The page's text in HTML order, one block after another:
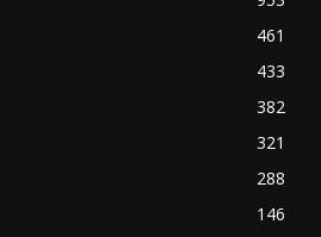
461
433
382
321
288
146